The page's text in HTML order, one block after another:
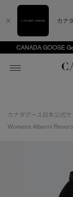
CANADA GOOSE
スノー
ディ
アン
スプ
ウィ
新着
ベス
FW26
メン
新着
ベス
FW26
キッ
ベビ
キッ
ユー
ウェ
カナダグース日本公式サ
Womens Alberni
カナ